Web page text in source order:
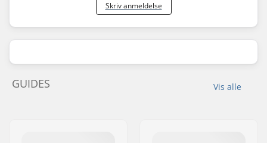
Skriv anmeldelse
Vis alle
GUIDES